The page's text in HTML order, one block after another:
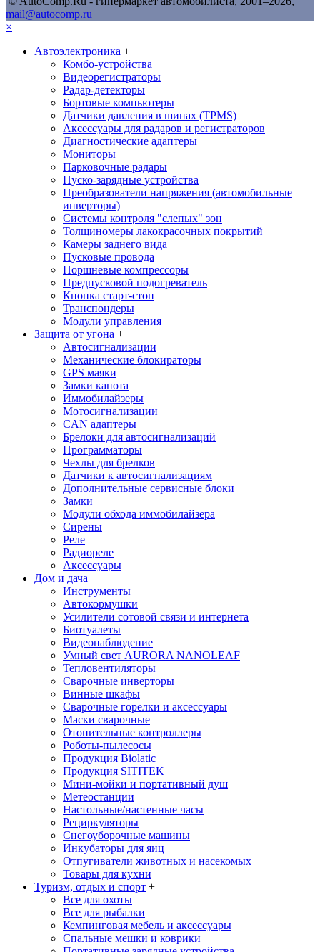
mail@autocomp.ru
×
Автоэлектроника +
Комбо-устройства
Видеорегистраторы
Радар-детекторы
Бортовые компьютеры
Датчики давления в шинах (TPMS)
Аксессуары для радаров и регистраторов
Диагностические адаптеры
Мониторы
Парковочные радары
Пуско-зарядные устройства
Преобразователи напряжения (автомобильные
инверторы)
Системы контроля "слепых" зон
Толщиномеры лакокрасочных покрытий
Камеры заднего вида
Пусковые провода
Поршневые компрессоры
Предпусковой подогреватель
Кнопка старт-стоп
Транспондеры
Модули управления
Защита от угона +
Автосигнализации
Механические блoкираторы
GPS маяки
Замки капота
Иммобилайзеры
Мотосигнализации
CAN адаптеры
Брелоки для автосигнализаций
Программаторы
Чехлы для брелков
Датчики к автосигнализациям
Дополнительные сервисные блоки
Замки
Модули обхода иммобилайзера
Сирены
Реле
Радиореле
Аксессуары
Дом и дача +
Инструменты
Автокормушки
Усилители сотовой связи и интернета
Биотуалеты
Видеонаблюдение
Умный свет AURORA NANOLEAF
Тепловентиляторы
Сварочные инверторы
Винные шкафы
Сварочные горелки и аксессуары
Маски сварочные
Отопительные контроллеры
Роботы-пылесосы
Продукция Biolatic
Продукция SITITEK
Мини-мойки и портативный душ
Метеостанции
Настольные/настенные часы
Рециркуляторы
Снегоуборочные машины
Инкубаторы для яиц
Отпугиватели животных и насекомых
Товары для кухни
Туризм, отдых и спорт +
Все для охоты
Все для рыбалки
Кемпинговая мебель и аксессуары
Спальные мешки и коврики